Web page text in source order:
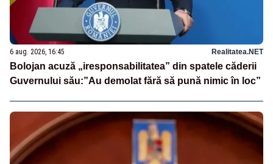
6 aug. 2026, 16:45 Realitatea.NET
Bolojan acuză „iresponsabilitatea” din spatele căderii
Guvernului său:”Au demolat fără să pună nimic în loc”